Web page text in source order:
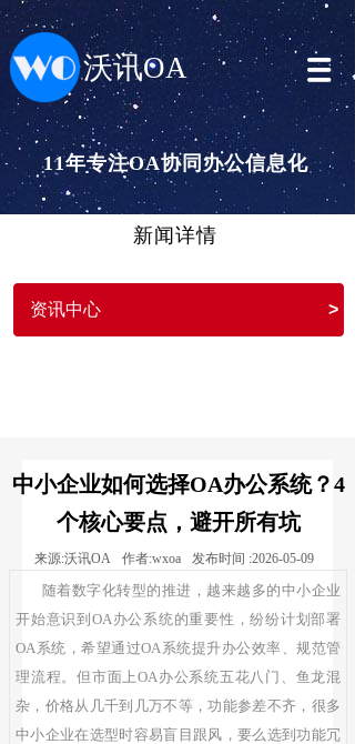
沃讯OA
11年专注OA协同办公信息化
新闻详情
资讯中心 >
中小企业如何选择OA办公系统？4
个核心要点，避开所有坑
来源:沃讯OA 作者:wxoa 发布时间 :2026-05-09
随着数字化转型的推进，越来越多的中小企业
开始意识到OA办公系统的重要性，纷纷计划部署
OA系统，希望通过OA系统提升办公效率、规范管
理流程。但市面上OA办公系统五花八门、鱼龙混
杂，价格从几千到几万不等，功能参差不齐，很多
中小企业在选型时容易盲目跟风，要么选到功能冗